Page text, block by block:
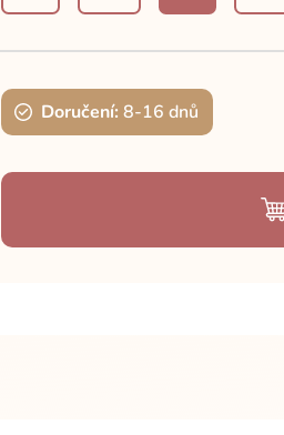
Doručení: 8-16 dnů